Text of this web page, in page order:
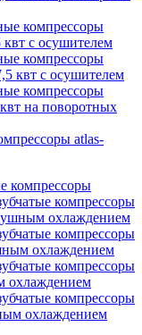
компрессоры
квт с осушителем
компрессоры
квт с осушителем
компрессоры
на поворотных
atlas-
компрессоры
компрессоры
охлаждением
компрессоры
охлаждением
компрессоры
охлаждением
компрессоры
охлаждением